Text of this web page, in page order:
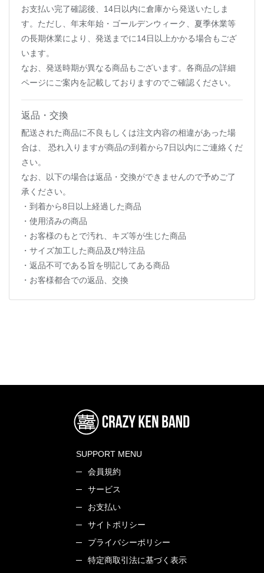
お支払い完了確認後、14日以内に倉庫から発送いたしま
す。ただし、年末年始・ゴールデンウィーク、夏季休業等
の長期休業により、発送までに14日以上かかる場合もござ
います。
なお、発送時期が異なる商品もございます。各商品の詳細
ページにご案内を記載しておりますのでご確認ください。
返品・交換
配送された商品に不良もしくは注文内容の相違があった場
合は、 恐れ入りますが商品の到着から7日以内にご連絡くだ
さい。
なお、以下の場合は返品・交換ができませんので予めご了
承ください。
・到着から8日以上経過した商品
・使用済みの商品
・お客様のもとで汚れ、キズ等が生じた商品
・サイズ加工した商品及び特注品
・返品不可である旨を明記してある商品
・お客様都合での返品、交換
SUPPORT MENU
会員規約
サービス
お支払い
サイトポリシー
プライバシーポリシー
特定商取引法に基づく表示